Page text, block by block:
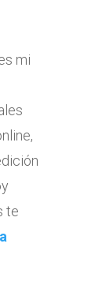
mi
te